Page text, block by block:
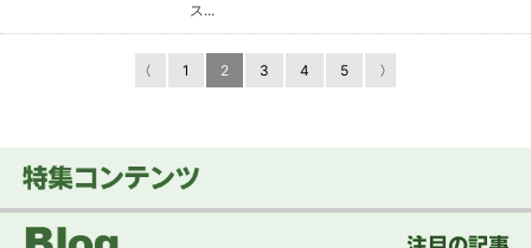
ス...
〈 1 2 3 4 5 〉